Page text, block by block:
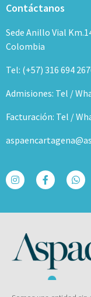
Contáctanos
Sede Anillo Vial
Colombia
Tel: (+57) 316 694
Admisiones: Tel /
Facturación: Tel /